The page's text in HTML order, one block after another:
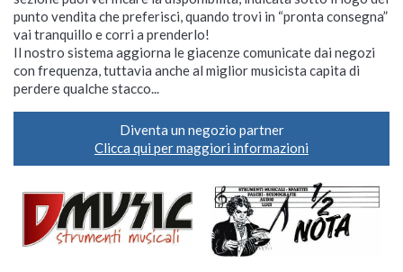
punto vendita che preferisci, quando trovi in “pronta consegna”
vai tranquillo e corri a prenderlo!
Il nostro sistema aggiorna le giacenze comunicate dai negozi
con frequenza, tuttavia anche al miglior musicista capita di
perdere qualche stacco...
Diventa un negozio partner
Clicca qui per maggiori informazioni